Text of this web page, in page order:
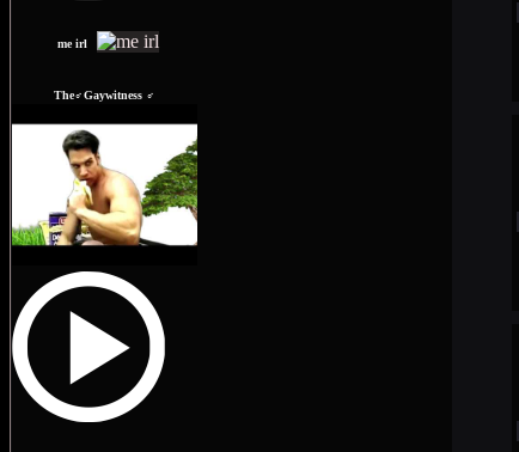
me irl
The♂Gaywitness ♂